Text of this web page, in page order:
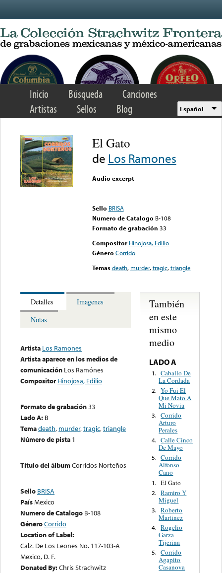
Inicio Búsqueda
Canciones
Artistas
Sellos Blog Español
El Gato
de Los Ramones
Audio excerpt
Sello BRISA
Numero de Catalogo B-108
Formato de grabación 33
Compositor Hinojosa, Edilio
Género Corrido
Temas death, murder,tragic,triangle
Detalles
Imagenes
Notas
Artista Los Ramones
Artista aparece en los medios de
comunicación Los Ramónes
Compositor Hinojosa, Edilio
Formato de grabación33
Lado A: B
Temadeath, murder,tragic,triangle
Número de pista 1
Título del álbumCorridos Norteños
Sello BRISA
PaísMexico
Numero de Catalogo B-108
GéneroCorrido
Location of Label:
Calz. De Los Leones No. 117-103-A
Mexico, D. F.
Donated By:Chris Strachwitz
También
en este
mismo
medio
LADO A
1. Caballo De
La Cordada
2. Yo Fui El
Que Mato A
Mi Novia
3. Corrido
Arturo
Perales
4. Calle Cinco
De Mayo
5. Corrido
Alfonso
Cano
1. El Gato
2. Ramiro Y
Miguel
3. Roberto
Martinez
4. Rogelio
Garza
Tijerina
5. Corrido
Agapito
Casanova